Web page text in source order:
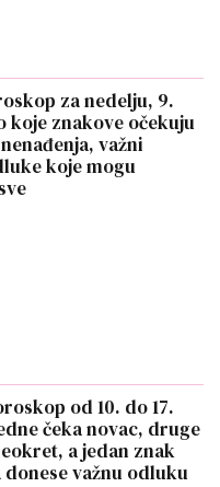
za nedelju, 9.
koje znakove očekuju
važni
koje mogu
od 10. do 17.
čeka novac, druge
a jedan znak
važnu odluku